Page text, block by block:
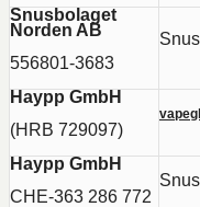
Snusbolaget
Norden AB
556801-3683
Haypp GmbH
(HRB 729097)
Haypp GmbH
CHE-363 286 772